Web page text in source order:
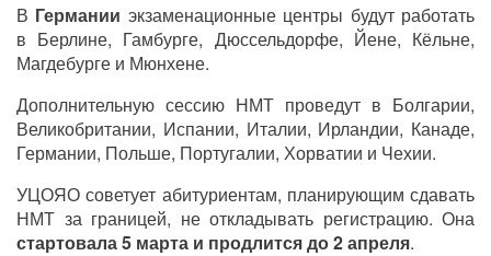
В Германии экзаменационные центры будут работать
в Берлине, Гамбурге, Дюссельдорфе, Йене, Кёльне,
Магдебурге и Мюнхене.
Дополнительную сессию НМТ проведут в Болгарии,
Великобритании, Испании, Италии, Ирландии, Канаде,
Германии, Польше, Португалии, Хорватии и Чехии.
УЦОЯО советует абитуриентам, планирующим сдавать
НМТ за границей, не откладывать регистрацию. Она
стартовала 5 марта и продлится до 2 апреля.